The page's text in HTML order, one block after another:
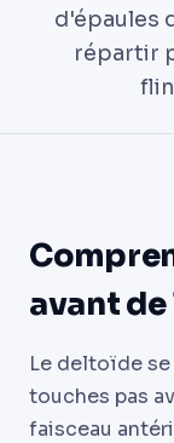
d'épaules
répartir
avant
Le deltoïde
touches pas
faisceau